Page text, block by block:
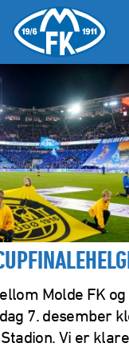
Molde FK
7. desember
Vi er